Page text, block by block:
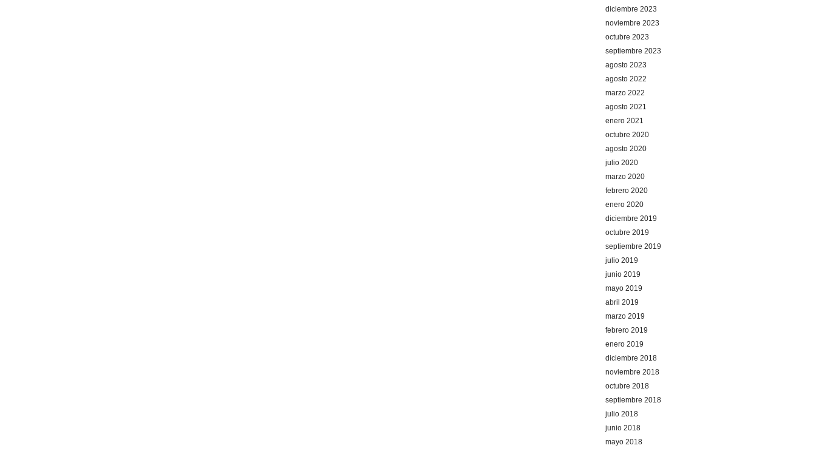
diciembre 2023
noviembre 2023
octubre 2023
septiembre 2023
agosto 2023
agosto 2022
marzo 2022
agosto 2021
enero 2021
octubre 2020
agosto 2020
julio 2020
marzo 2020
febrero 2020
enero 2020
diciembre 2019
octubre 2019
septiembre 2019
julio 2019
junio 2019
mayo 2019
abril 2019
marzo 2019
febrero 2019
enero 2019
diciembre 2018
noviembre 2018
octubre 2018
septiembre 2018
julio 2018
junio 2018
mayo 2018